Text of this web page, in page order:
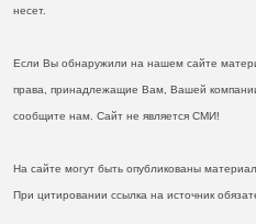
несет.
Если Вы обнаружили на нашем сайте
права, принадлежащие Вам, Вашей
сообщите нам. Сайт не является СМИ!
На сайте могут быть опубликованы
При цитировании ссылка на источник